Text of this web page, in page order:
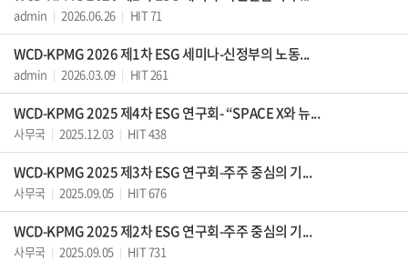
admin | 2026.06.26 | HIT 71
WCD-KPMG 2026 제1차 ESG 세미나-신정부의 노동...
admin | 2026.03.09 | HIT 261
WCD-KPMG 2025 제4차 ESG 연구회- “SPACE X와 뉴...
사무국 | 2025.12.03 | HIT 438
WCD-KPMG 2025 제3차 ESG 연구회-주주 중심의 기...
사무국 | 2025.09.05 | HIT 676
WCD-KPMG 2025 제2차 ESG 연구회-주주 중심의 기...
사무국 | 2025.09.05 | HIT 731